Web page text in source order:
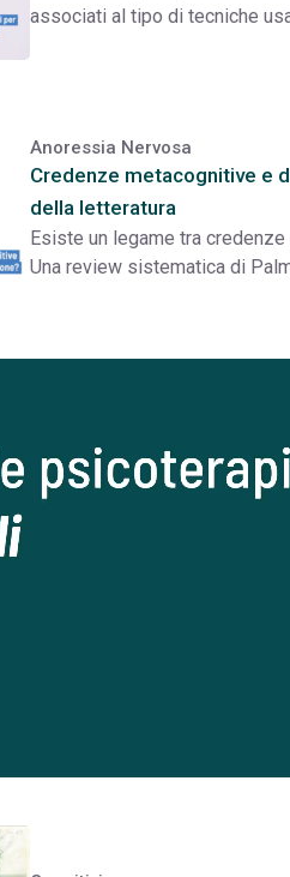
associati al tipo di tecniche
Anoressia Nervosa
Credenze metacognitive e
della letteratura
Esiste un legame tra
Una review sistematica di